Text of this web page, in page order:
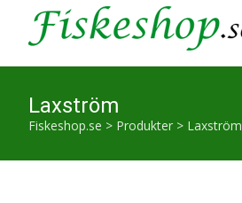
Laxström
Fiskeshop.se > Produkter > Laxström